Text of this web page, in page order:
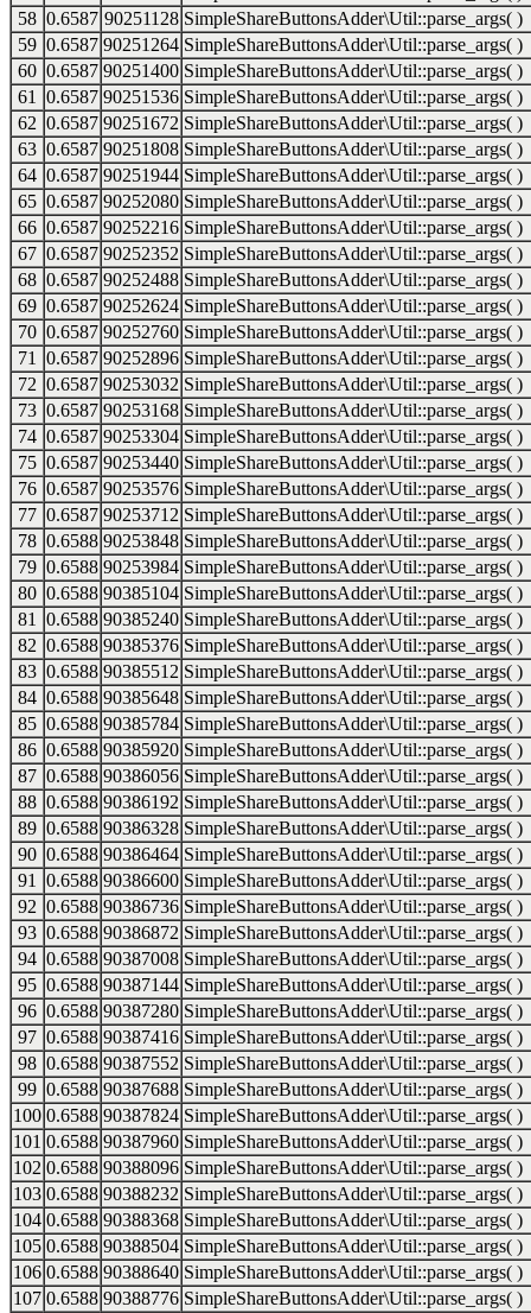
58 0.6587 90251128 SimpleShareButtonsAdder\Util::parse_args( )
59 0.6587 90251264 SimpleShareButtonsAdder\Util::parse_args( )
60 0.6587 90251400 SimpleShareButtonsAdder\Util::parse_args( )
61
0.6587 90251536 SimpleShareButtonsAdder\Util::parse_args( )
62 0.6587 90251672 SimpleShareButtonsAdder\Util::parse_args( )
63 0.6587 90251808 SimpleShareButtonsAdder\Util::parse_args( )
64 0.6587 90251944 SimpleShareButtonsAdder\Util::parse_args( )
65 0.6587 90252080 SimpleShareButtonsAdder\Util::parse_args( )
66 0.6587 90252216 SimpleShareButtonsAdder\Util::parse_args( )
67 0.6587 90252352 SimpleShareButtonsAdder\Util::parse_args( )
68 0.6587 90252488 SimpleShareButtonsAdder\Util::parse_args( )
69 0.6587 90252624 SimpleShareButtonsAdder\Util::parse_args( )
70 0.6587 90252760 SimpleShareButtonsAdder\Util::parse_args( )
71
0.6587 90252896 SimpleShareButtonsAdder\Util::parse_args( )
72 0.6587 90253032 SimpleShareButtonsAdder\Util::parse_args( )
73 0.6587 90253168 SimpleShareButtonsAdder\Util::parse_args( )
74 0.6587 90253304 SimpleShareButtonsAdder\Util::parse_args( )
75 0.6587 90253440 SimpleShareButtonsAdder\Util::parse_args( )
76 0.6587 90253576 SimpleShareButtonsAdder\Util::parse_args( )
77 0.6587 90253712 SimpleShareButtonsAdder\Util::parse_args( )
78 0.6588 90253848 SimpleShareButtonsAdder\Util::parse_args( )
79 0.6588 90253984 SimpleShareButtonsAdder\Util::parse_args( )
80 0.6588 90385104 SimpleShareButtonsAdder\Util::parse_args( )
81
0.6588 90385240 SimpleShareButtonsAdder\Util::parse_args( )
82 0.6588 90385376 SimpleShareButtonsAdder\Util::parse_args( )
83 0.6588 90385512 SimpleShareButtonsAdder\Util::parse_args( )
84 0.6588 90385648 SimpleShareButtonsAdder\Util::parse_args( )
85 0.6588 90385784 SimpleShareButtonsAdder\Util::parse_args( )
86 0.6588 90385920 SimpleShareButtonsAdder\Util::parse_args( )
87 0.6588 90386056 SimpleShareButtonsAdder\Util::parse_args( )
88 0.6588 90386192 SimpleShareButtonsAdder\Util::parse_args( )
89 0.6588 90386328 SimpleShareButtonsAdder\Util::parse_args( )
90 0.6588 90386464 SimpleShareButtonsAdder\Util::parse_args( )
91
0.6588 90386600 SimpleShareButtonsAdder\Util::parse_args( )
92 0.6588 90386736 SimpleShareButtonsAdder\Util::parse_args( )
93 0.6588 90386872 SimpleShareButtonsAdder\Util::parse_args( )
94 0.6588 90387008 SimpleShareButtonsAdder\Util::parse_args( )
95 0.6588 90387144 SimpleShareButtonsAdder\Util::parse_args( )
96 0.6588 90387280 SimpleShareButtonsAdder\Util::parse_args( )
97 0.6588 90387416 SimpleShareButtonsAdder\Util::parse_args( )
98 0.6588 90387552 SimpleShareButtonsAdder\Util::parse_args( )
99 0.6588 90387688 SimpleShareButtonsAdder\Util::parse_args( )
100 0.6588 90387824 SimpleShareButtonsAdder\Util::parse_args( )
101 0.6588 90387960 SimpleShareButtonsAdder\Util::parse_args( )
102 0.6588 90388096 SimpleShareButtonsAdder\Util::parse_args( )
103 0.6588 90388232 SimpleShareButtonsAdder\Util::parse_args( )
104 0.6588 90388368 SimpleShareButtonsAdder\Util::parse_args( )
105 0.6588 90388504 SimpleShareButtonsAdder\Util::parse_args( )
106 0.6588 90388640 SimpleShareButtonsAdder\Util::parse_args( )
107 0.6588 90388776 SimpleShareButtonsAdder\Util::parse_args( )